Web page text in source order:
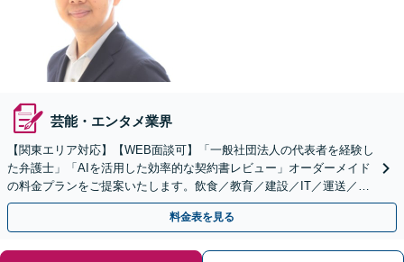
芸能・エンタメ業界
【関東エリア対応】【WEB面談可】「一般社団法人の代表者を経験し
た弁護士」「AIを活用した効率的な契約書レビュー」オーダーメイド
の料金プランをご提案いたします。飲食／教育／建設／IT／運送／不
動産／メーカー／社会福祉法人など幅広い業界に対応
料金表を見る